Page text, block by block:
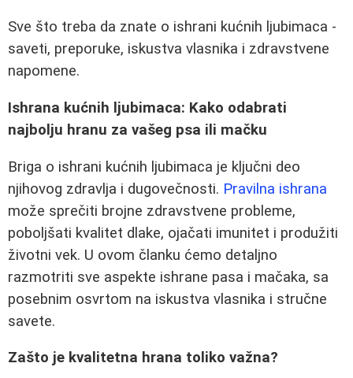
Sve što treba da znate o ishrani kućnih ljubimaca -
saveti, preporuke, iskustva vlasnika i zdravstvene
napomene.
Ishrana kućnih ljubimaca: Kako odabrati
najbolju hranu za vašeg psa ili mačku
Briga o ishrani kućnih ljubimaca je ključni deo
njihovog zdravlja i dugovečnosti. Pravilna ishrana
može sprečiti brojne zdravstvene probleme,
poboljšati kvalitet dlake, ojačati imunitet i produžiti
životni vek. U ovom članku ćemo detaljno
razmotriti sve aspekte ishrane pasa i mačaka, sa
posebnim osvrtom na iskustva vlasnika i stručne
savete.
Zašto je kvalitetna hrana toliko važna?